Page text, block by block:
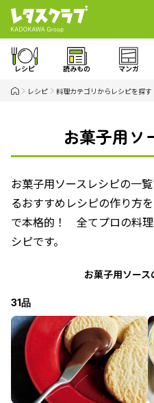
レシピ 読みもの マンガ
レシピ 料理カテゴリからレシピを探す
お菓子用ソ
お菓子用ソースレシピの一
るおすすめレシピの作り方
で本格的！ 全てプロの料
シピです。
お菓子用ソー
31品